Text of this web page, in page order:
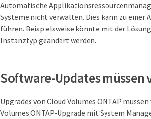
Automatische
Systeme nicht verwalten. Dies kann zu
führen. Beispielsweise könnte mit der
Instanztyp geändert werden.
Software-Updates müssen
Upgrades von Cloud Volumes ONTAP
Volumes ONTAP-Upgrade mit System